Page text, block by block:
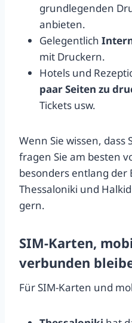
grundlegenden
anbieten.
Gelegentlich
mit Druckern.
Hotels und
paar Seiten zu
Tickets usw.
Wenn Sie wissen, dass
fragen Sie am besten
besonders entlang der
Thessaloniki und
gern.
SIM-Karten,
verbunden
Für SIM-Karten und